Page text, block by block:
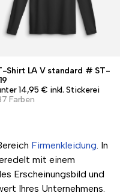
Shirt LA V standard # ST-
14,95 € inkl. Stickerei
Farben
Firmenkleidung. In
mit einem
Erscheinungsbild und
Ihres Unternehmens.